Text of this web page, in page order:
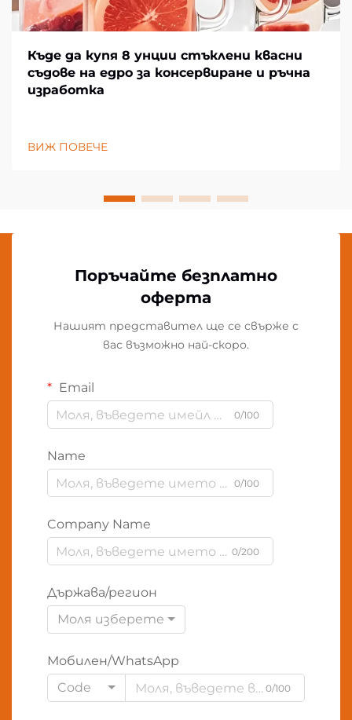
Къде да купя 8 унции стъклени квасни
съдове на едро за консервиране и ръчна
изработка
ВИЖ ПОВЕЧЕ
Поръчайте безплатно
оферта
Нашият представител ще се свърже с
вас възможно най-скоро.
Email
0/100
Name
0/100
Company Name
0/200
Държава/регион
Моля изберете
Мобилен/WhatsApp
Code
0/100